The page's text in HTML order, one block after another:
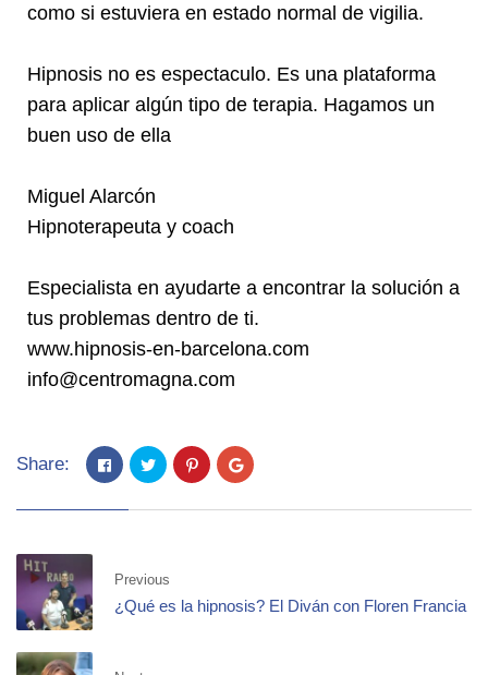
como si estuviera en estado normal de vigilia.
Hipnosis no es espectaculo. Es una plataforma
para aplicar algún tipo de terapia. Hagamos un
buen uso de ella
Miguel Alarcón
Hipnoterapeuta y coach
Especialista en ayudarte a encontrar la solución a
tus problemas dentro de ti.
www.hipnosis-en-barcelona.com
info@centromagna.com
Share:
Previous
¿Qué es la hipnosis? El Diván con Floren Francia